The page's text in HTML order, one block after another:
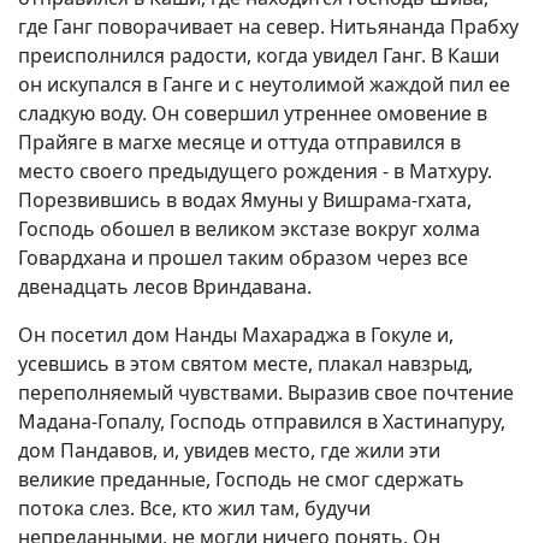
где Ганг поворачивает на север. Нитьянанда Прабху
преисполнился радости, когда увидел Ганг. В Каши
он искупался в Ганге и с неутолимой жаждой пил ее
сладкую воду. Он совершил утреннее омовение в
Прайяге в магхе месяце и оттуда отправился в
место своего предыдущего рождения - в Матхуру.
Порезвившись в водах Ямуны у Вишрама-гхата,
Господь обошел в великом экстазе вокруг холма
Говардхана и прошел таким образом через все
двенадцать лесов Вриндавана.
Он посетил дом Нанды Махараджа в Гокуле и,
усевшись в этом святом месте, плакал навзрыд,
переполняемый чувствами. Выразив свое почтение
Мадана-Гопалу, Господь отправился в Хастинапуру,
дом Пандавов, и, увидев место, где жили эти
великие преданные, Господь не смог сдержать
потока слез. Все, кто жил там, будучи
непреданными, не могли ничего понять. Он